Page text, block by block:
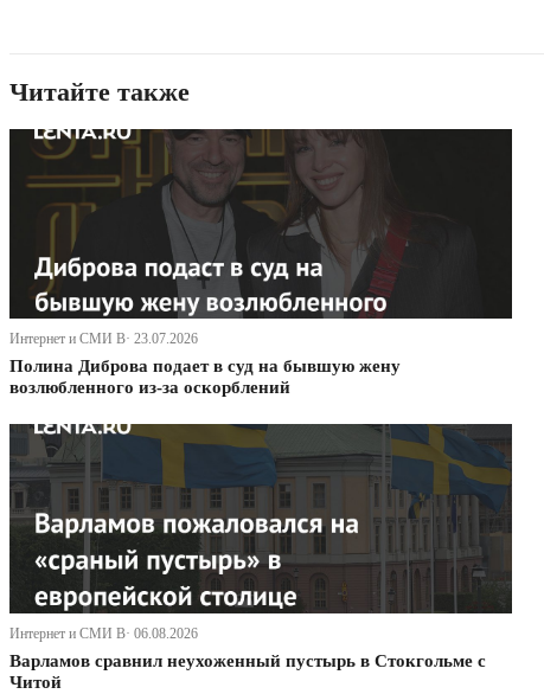
Читайте также
Интернет и СМИ В· 23.07.2026
Полина Диброва подает в суд на бывшую жену
возлюбленного из-за оскорблений
Интернет и СМИ В· 06.08.2026
Варламов сравнил неухоженный пустырь в Стокгольме с
Читой